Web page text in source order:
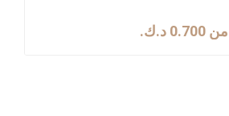
من 0.700 د.ك.‏